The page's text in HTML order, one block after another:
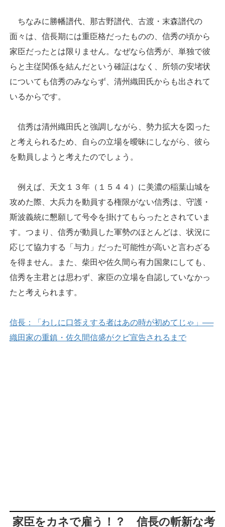
ちなみに勝幡譜代、那古野譜代、古渡・末森譜代の
面々は、信長期には重臣格だったものの、信秀の頃から
家臣だったとは限りません。なぜなら信秀が、単独で彼
らと主従関係を結んだという確証はなく、所領の安堵状
についても信秀のみならず、清州織田氏からも出されて
いるからです。
信秀は清州織田氏と強調しながら、勢力拡大を図った
と考えられるため、自らの立場を曖昧にしながら、彼ら
を動員しようと考えたのでしょう。
例えば、天文１３年（１５４４）に美濃の稲葉山城を
攻めた際、大兵力を動員する権限がない信秀は、守護・
斯波義統に懇願して号令を掛けてもらったとされていま
す。つまり、信秀が動員した軍勢のほとんどは、状況に
応じて協力する「与力」だった可能性が高いと言わざる
を得ません。また、柴田や佐久間ら有力国衆にしても、
信秀を主君とは思わず、家臣の立場を自認していなかっ
たと考えられます。
信長：「わしに口答えする者はあの時が初めてじゃ」──
織田家の重鎮・佐久間信盛がクビ宣告されるまで
家臣をカネで雇う！？ 信長の斬新な考